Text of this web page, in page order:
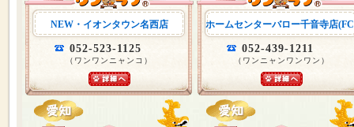
NEW・イオンタウン名西店
052-523-1125
（ワンワンニャンコ）
ホームセンターバロー千音寺店
052-439-1211
（ワンニャンワンワン）